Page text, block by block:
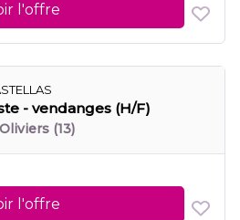
l'offre
- vendanges (H/F)
(13)
l'offre